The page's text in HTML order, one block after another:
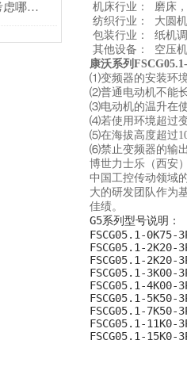
宝德电磁阀在设计时需要考虑哪些因素？
机床行业： 磨床
纺织行业： 大圆
包装行业： 纸机
其他设备： 空压
康沃系列
⑴变频器的安装环
⑵普通电动机不能
⑶电动机的温升在
⑷若使用环境超过
⑸在海拔高度超过
⑹禁止变频器的输
博世力士乐（西安
中国工控传动领域
大的研发团队作为
佳绩。
G5系列型号说明：
FSCG05.1-
FSCG05.1-
FSCG05.1-
FSCG05.1-
FSCG05.1-
FSCG05.1-5K50-
FSCG05.1-
FSCG05.1-
FSCG05.1-15K0-